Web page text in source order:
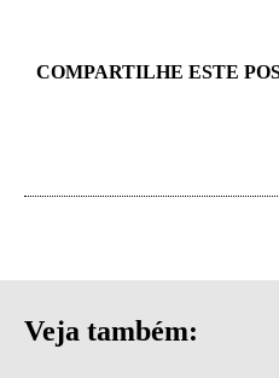
COMPARTILHE ESTE
Veja também: